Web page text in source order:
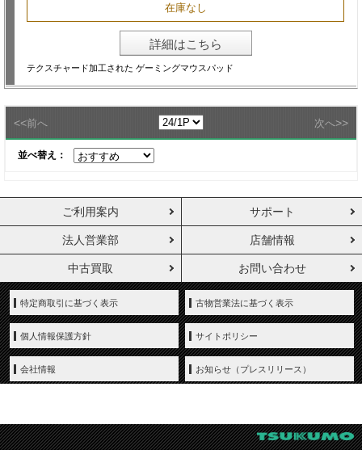
在庫なし
詳細はこちら
テクスチャード加工された ゲーミングマウスパッド
<<前へ 次へ>>
並べ替え：
ご利用案内 サポート
法人営業部 店舗情報
中古買取 お問い合わせ
特定商取引に基づく表示 古物営業法に基づく表示
個人情報保護方針 サイトポリシー
会社情報 お知らせ（プレスリリース）